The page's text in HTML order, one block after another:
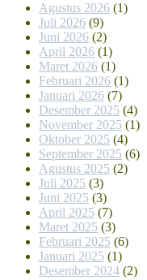
Agustus 2026 (1)
Juli 2026 (9)
Juni 2026 (2)
April 2026 (1)
Maret 2026 (1)
Februari 2026 (1)
Januari 2026 (7)
Desember 2025 (4)
November 2025 (1)
Oktober 2025 (4)
September 2025 (6)
Agustus 2025 (2)
Juli 2025 (3)
Juni 2025 (3)
April 2025 (7)
Maret 2025 (3)
Februari 2025 (6)
Januari 2025 (1)
Desember 2024 (2)